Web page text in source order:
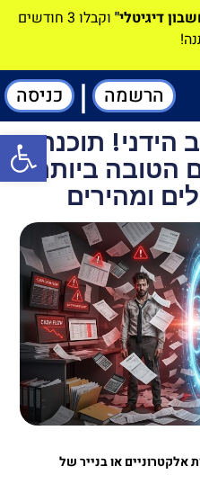
דיגיטלי"
וקבלו 3 חודשים
הרשמה | כניסה
הידני! תוכנת
הטובה ביותר
ומהירים
אלקטרוניים או בנייר של
פתח